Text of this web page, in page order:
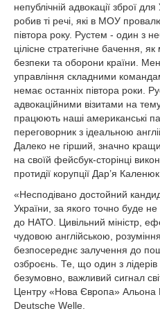
непублічній адвокації зброї
робив ті речі, які в МОУ
півтора року. Рустем - один з
цілісне стратегічне бачення,
безпеки та оборони країни.
управління складними
немає останніх півтора роки.
адвокаційними візитами на
працюють наші американські
переговорник з ідеальною
Далеко не гірший, значно
на своїй фейсбук-сторінці
протидії корупції Дар’я
«Несподівано достойний
України, за якого точно буде не
до НАТО. Цивільний міністр,
чудовою англійською,
безпосереднє залучення до
озброєнь. Те, що один з
безумовно, важливий сигнал
Центру «Нова Європа» Альона
Deutsche Welle.